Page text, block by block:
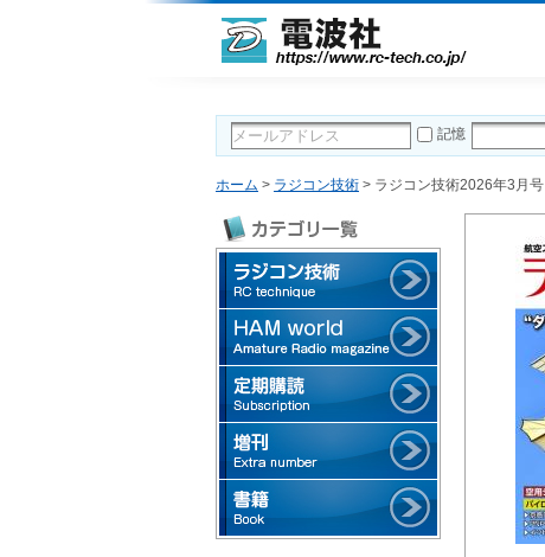
記憶
ホーム > ラジコン技術 > ラジコン技術2026年3月号